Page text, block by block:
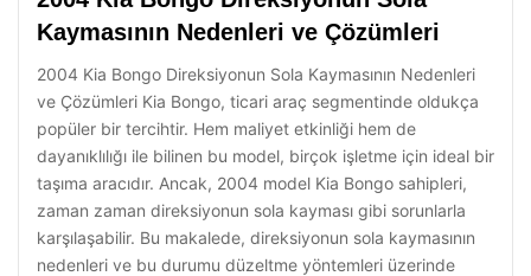
Kaymasının Nedenleri ve Çözümleri
2004 Kia Bongo Direksiyonun Sola Kaymasının Nedenleri
ve Çözümleri Kia Bongo, ticari araç segmentinde oldukça
popüler bir tercihtir. Hem maliyet etkinliği hem de
dayanıklılığı ile bilinen bu model, birçok işletme için ideal bir
taşıma aracıdır. Ancak, 2004 model Kia Bongo sahipleri,
zaman zaman direksiyonun sola kayması gibi sorunlarla
karşılaşabilir. Bu makalede, direksiyonun sola kaymasının
nedenleri ve bu durumu düzeltme yöntemleri üzerinde